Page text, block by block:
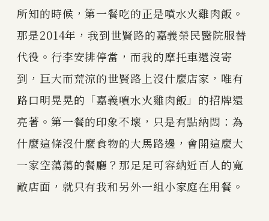
所知的時候，第一餐吃的正是噴水火雞肉飯。
那是2014年，我到世賢路的嘉義榮民醫院服替
代役。行李安排停當，而我的摩托車還沒寄
到，巨大而荒涼的世賢路上沒什麼店家，唯有
路口明晃晃的「嘉義噴水火雞肉飯」的招牌還
亮著。第一餐的印象不壞，只是有點納悶：為
什麼這條沒什麼食物的大馬路邊，會開這麼大
一家空蕩蕩的餐廳？那足足可容納近百人的寬
敞店面，就只有我和另外一組小家庭在用餐。